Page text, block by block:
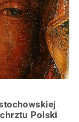
Polski